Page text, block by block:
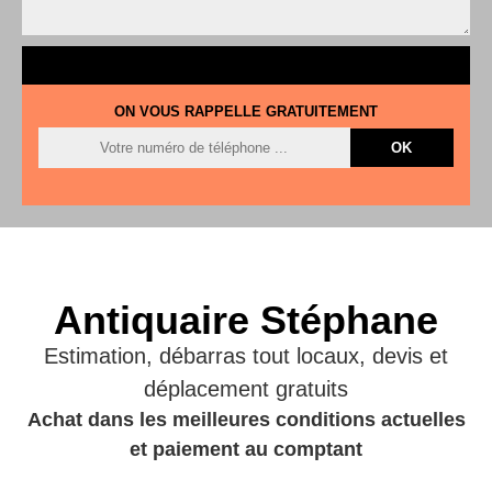
ON VOUS RAPPELLE GRATUITEMENT
Antiquaire Stéphane
Estimation, débarras tout locaux, devis et
déplacement gratuits
Achat dans les meilleures conditions actuelles
et paiement au comptant